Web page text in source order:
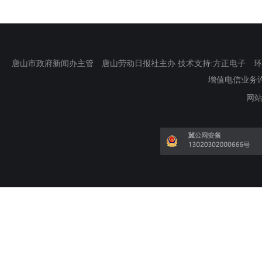
唐山市政府新闻办主管 唐山劳动日报社主办 技术支持:方正电子
增值电信业务
网